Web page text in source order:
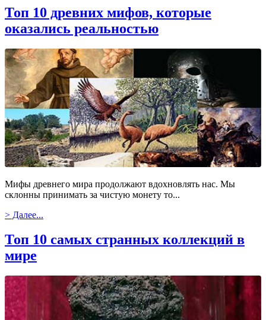
Топ 10 древних мифов, которые
оказались реальностью
Мифы древнего мира продолжают вдохновлять нас. Мы
склонны принимать за чистую монету то...
> Далее...
Топ 10 самых странных коллекций в
мире